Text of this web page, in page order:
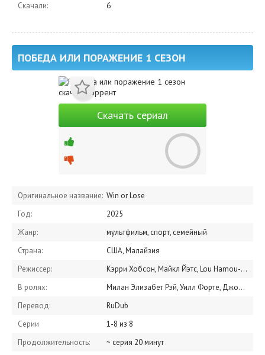
Скачали:
6
ПОБЕДА ИЛИ ПОРАЖЕНИЕ 1 СЕЗОН
Скачать сериал
Оригинальное название: Win or Lose
Год:
2025
Жанр:
мультфильм, спорт, семейный
Страна:
США, Малайзия
Режиссер:
Кэрри Хобсон, Майкл Йэтс, Lou Hamou-Lhadj
В ролях:
Милан Элизабет Рэй, Уилл Форте, Джош Томсон, Иэн Чен, Akira Evans, Том Лоу, Rosanna Jean Foss, Romi Herrada, Winston Vengapally, Рейган То
Перевод:
RuDub
Серии
1-8 из 8
Продолжительность:
~ серия 20 минут